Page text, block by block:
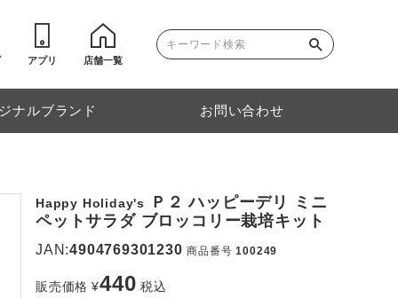
アプリ 店舗一覧
ナルブランド お問い合わせ
Happy Holiday's
Ｐ２ ハッピーデリ ミニ
ペットサラダ ブロッコリー栽培キット
JAN:4904769301230 商品番号 100249
販売価格 ¥440 税込